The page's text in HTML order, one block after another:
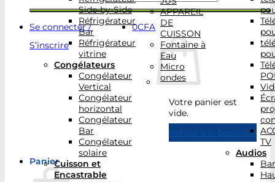
Se connecter /
S’inscrire
0CFA
Votre panier est
vide.
Retour à la boutique
Panier
Side-by-Side
Réfrigérateur
Bar
Réfrigérateur
vitrine
Congélateurs
Congélateur
Vertical
Congélateur
horizontal
Congélateur
Bar
Congélateur
solaire
Cuisson et
Encastrable
APPAREIL
DE
CUISSON
Fontaine à
Eau
Micro
ondes
TV
Audios